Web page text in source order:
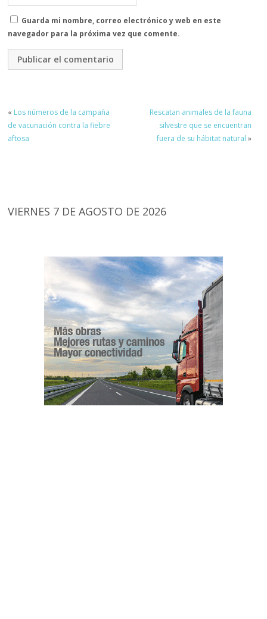
Guarda mi nombre, correo electrónico y web en este
navegador para la próxima vez que comente.
« Los números de la campaña
de vacunación contra la fiebre
aftosa
Rescatan animales de la fauna
silvestre que se encuentran
fuera de su hábitat natural »
VIERNES 7 DE AGOSTO DE 2026